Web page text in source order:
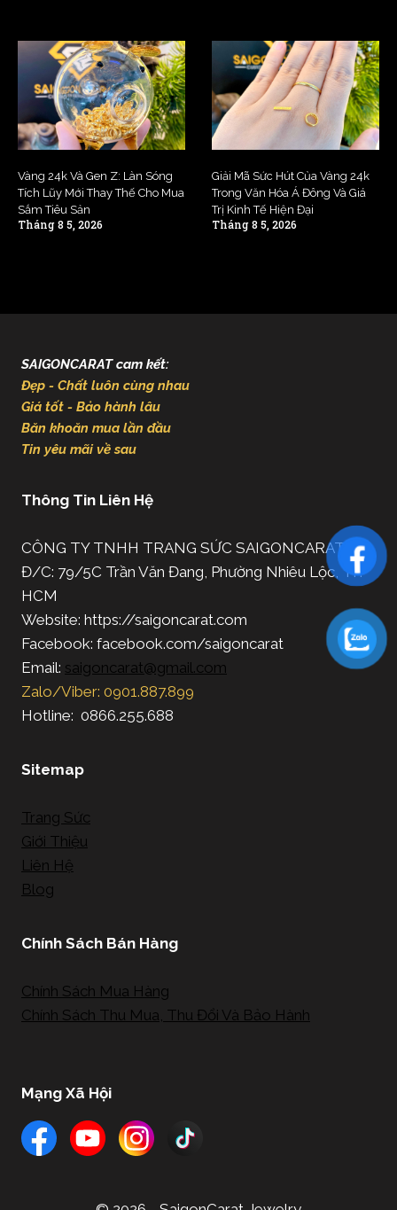
Vàng 24k Và Gen Z: Làn Sóng
Tích Lũy Mới Thay Thế Cho Mua
Sắm Tiêu Sản
Tháng 8 5, 2026
Giải Mã Sức Hút Của Vàng 24k
Trong Văn Hóa Á Đông Và Giá
Trị Kinh Tế Hiện Đại
Tháng 8 5, 2026
SAIGONCARAT cam kết:
Đẹp - Chất luôn cùng nhau
Giá tốt - Bảo hành lâu
Băn khoăn mua lần đầu
Tin yêu mãi về sau
Thông Tin Liên Hệ
CÔNG TY TNHH TRANG SỨC SAIGONCARAT
Đ/C: 79/5C Trần Văn Đang, Phường Nhiêu Lộc, TP.
HCM
Website: https://saigoncarat.com
Facebook: facebook.com/saigoncarat
Email: saigoncarat@gmail.com
Zalo/Viber: 0901.887.899
Hotline: 0866.255.688
Sitemap
Trang Sức
Giới Thiệu
Liên Hệ
Blog
Chính Sách Bán Hàng
Chính Sách Mua Hàng
Chính Sách Thu Mua, Thu Đổi Và Bảo Hành
Mạng Xã Hội